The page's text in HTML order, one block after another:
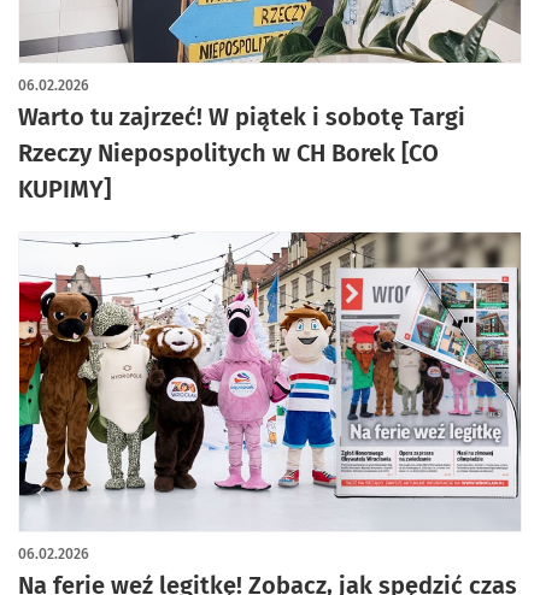
Warto tu zajrzeć! W piątek i sobotę Targi
Rzeczy Niepospolitych w CH Borek [CO
KUPIMY]
06.02.2026
Na ferie weź legitkę! Zobacz, jak spędzić czas
06.02.2026